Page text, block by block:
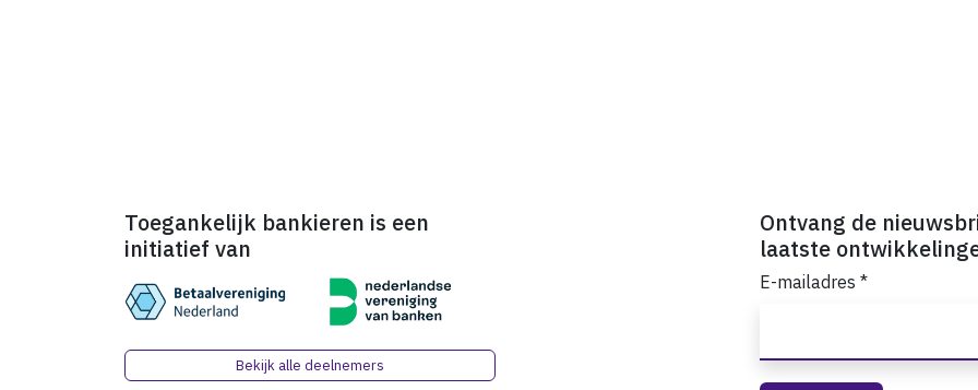
Toegankelijk bankieren is een
initiatief van
Bekijk alle deelnemers
Ontvang de
laatste
E-mailadres *